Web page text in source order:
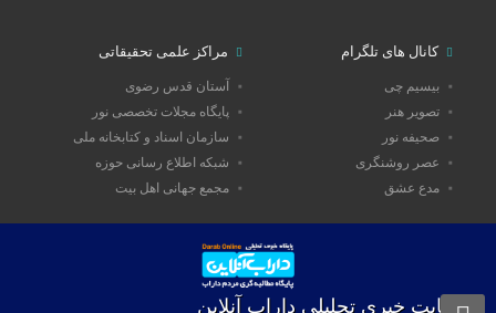
کانال های تلگرام
بیسیم چی
تصویر هنر
صحیفه نور
عصر روشنگری
مدع عشق
مراکز علمی تحقیقاتی
آستان قدس رضوی
پایگاه مجلات تخصصی نور
سازمان اسناد و کتابخانه ملی
شبکه اطلاع رسانی حوزه
مجمع جهانی اهل بیت
سایت خبری تحلیلی داراب آنلاین